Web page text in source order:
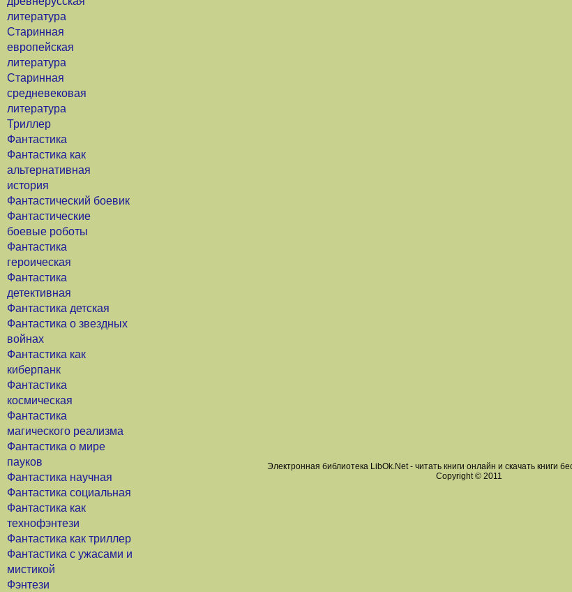
литература
Старинная
европейская
литература
Старинная
средневековая
литература
Триллер
Фантастика
Фантастика как
альтернативная
история
Фантастический боевик
Фантастические
боевые роботы
Фантастика
героическая
Фантастика
детективная
Фантастика детская
Фантастика о звездных
войнах
Фантастика как
киберпанк
Фантастика
космическая
Фантастика
магического реализма
Фантастика о мире
пауков
Фантастика научная
Фантастика социальная
Фантастика как
технофэнтези
Фантастика как триллер
Фантастика с ужасами и
мистикой
Фэнтези
Электронная библиотека LibOk.Net - читать книги онлайн и скачать книги
Copyright © 2011